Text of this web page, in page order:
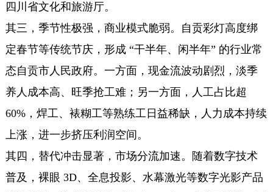
四川省文化和旅游厅。
其三，季节性极强，商业模式脆弱。自贡彩灯高度绑
定春节等传统节庆，形成 “干半年、闲半年” 的行业常
态自贡市人民政府。一方面，现金流波动剧烈，淡季
养人成本高、旺季抢工难；另一方面，人工占比超
60%，焊工、裱糊工等熟练工日益稀缺，人力成本持续
上涨，进一步挤压利润空间。
其四，替代冲击显著，市场分流加速。随着数字技术
普及，裸眼 3D、全息投影、水幕激光等数字光影产品